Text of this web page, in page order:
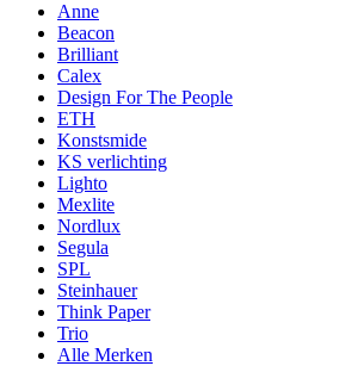
Anne
Beacon
Brilliant
Calex
Design For The People
ETH
Konstsmide
KS verlichting
Lighto
Mexlite
Nordlux
Segula
SPL
Steinhauer
Think Paper
Trio
Alle Merken